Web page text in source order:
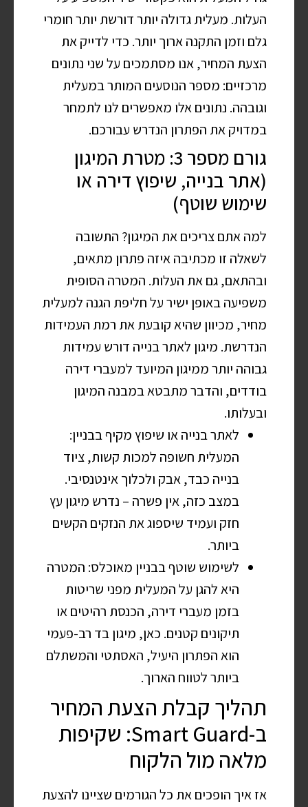
העלות. מעלית גדולה יותר דורשת יותר חומרי
גלם וזמן התקנה ארוך יותר. כדי לדייק את
הצעת המחיר, אנו מסתמכים על שני נתונים
מרכזיים: מספר הנוסעים המותר במעלית
וגובהה. נתונים אלו מאפשרים לנו לתמחר
במדויק את הפתרון הנדרש עבורכם.
גורם מספר 3: מטרת המיגון
(אתר בנייה, שיפוץ דירה או
שימוש שוטף)
למה אתם צריכים את המיגון? התשובה
לשאלה זו מכתיבה איזה פתרון מתאים,
ובהתאם, גם את העלות. המטרה הסופית
משפיעה באופן ישיר על חליפת הגנה למעלית
מחיר, מכיוון שהיא קובעת את רמת העמידות
הנדרשת. מיגון לאתר בנייה דורש עמידות
גבוהה יותר ממיגון המיועד למעברי דירה
בודדים, והדבר מתבטא במבנה המיגון
ובעלותו.
לאתר בנייה או שיפוץ מקיף בבניין:
המעלית חשופה למכות קשות, ציוד
בנייה כבד, אבק ולכלוך אינטנסיבי.
במצב כזה, אין פשרה – נדרש מיגון עץ
חזק ועמיד שיספוג את הנזקים הקשים
ביותר.
לשימוש שוטף בבניין מאוכלס: המטרה
היא להגן על המעלית מפני שריטות
בזמן מעברי דירה, הכנסת רהיטים או
תיקונים קטנים. כאן, מיגון בד רב-פעמי
הוא הפתרון היעיל, האסתטי והמשתלם
ביותר לטווח הארוך.
תהליך קבלת הצעת המחיר
ב-Smart Guard: שקיפות
מלאה מול הלקוח
אז איך הופכים את כל הגורמים שציינו להצעת